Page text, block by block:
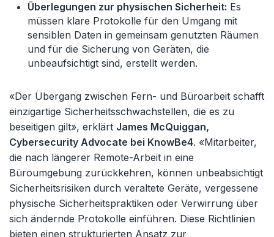
Überlegungen zur physischen Sicherheit: Es
müssen klare Protokolle für den Umgang mit
sensiblen Daten in gemeinsam genutzten Räumen
und für die Sicherung von Geräten, die
unbeaufsichtigt sind, erstellt werden.
«Der Übergang zwischen Fern- und Büroarbeit schafft
einzigartige Sicherheitsschwachstellen, die es zu
beseitigen gilt», erklärt James McQuiggan,
Cybersecurity Advocate bei KnowBe4. «Mitarbeiter,
die nach längerer Remote-Arbeit in eine
Büroumgebung zurückkehren, können unbeabsichtigt
Sicherheitsrisiken durch veraltete Geräte, vergessene
physische Sicherheitspraktiken oder Verwirrung über
sich ändernde Protokolle einführen. Diese Richtlinien
bieten einen strukturierten Ansatz zur